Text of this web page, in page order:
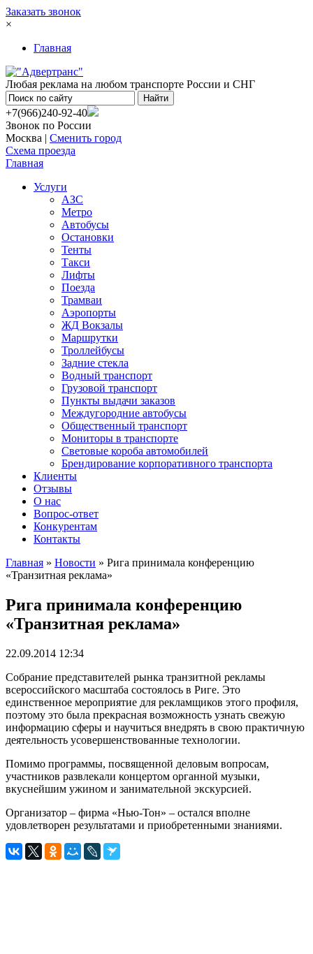
Заказать звонок
×
Главная
Любая реклама на любом транспорте России и СНГ
+7(966)240-92-40
Звонок по России
Москва | Сменить город
Схема проезда
Главная
Услуги
АЗС
Метро
Автобусы
Остановки
Тенты
Такси
Лифты
Поезда
Трамваи
Аэропорты
ЖД Вокзалы
Маршрутки
Троллейбусы
Задние стекла
Водный транспорт
Грузовой транспорт
Пункты выдачи заказов
Междугородние автобусы
Общественный транспорт
Мониторы в транспорте
Световые короба автомобилей
Брендирование корпоративного транспорта
Клиенты
Отзывы
О нас
Вопрос-ответ
Конкурентам
Контакты
Главная » Новости » Рига принимала конференцию
«Транзитная реклама»
Рига принимала конференцию
«Транзитная реклама»
22.09.2014 12:34
Собрание представителей рынка транзитной рекламы
всероссийского масштаба состоялось в Риге. Это
единственное мероприятие для рекламщиков этого профиля,
поэтому это была прекрасная возможность узнать свежую
информацию сферы и научиться внедрять в свою практичную
деятельность усовершенствованные технологии.
Помимо программы, посвященной деловым вопросам,
участников развлекали концертом органной музыки,
вкуснейшим ужином и занимательной экскурсией.
Организатор – фирма «Нью-Тон» – остался вполне
удовлетворен результатами и приобретенными знаниями.